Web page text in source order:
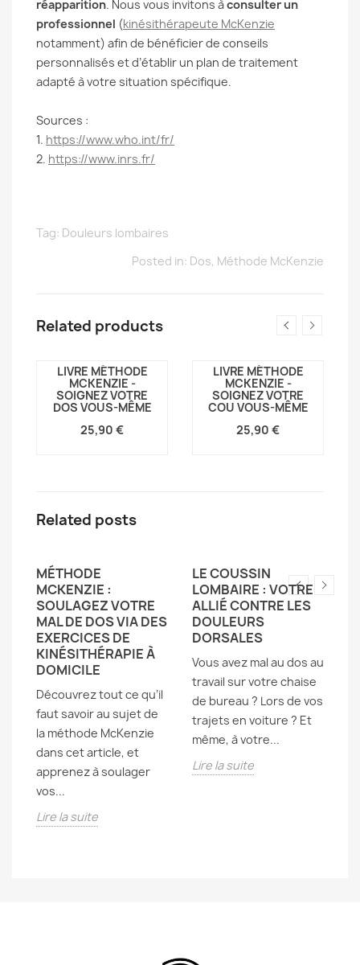
réapparition. Nous vous invitons àconsulter un
professionnel (kinésithérapeute McKenzie
notamment) afin de bénéficier de conseils
personnalisés et d’établir un plan de traitement
adapté à votre situation spécifique.
Sources :
1. https://www.who.int/fr/
2. https://www.inrs.fr/
Tag: Douleurs lombaires
Posted in: Dos, Méthode McKenzie
Related products
LIVRE MÉTHODE
MCKENZIE -
SOIGNEZ VOTRE
DOS VOUS-MÊME
25,90 €
LIVRE MÉTHODE
MCKENZIE -
SOIGNEZ VOTRE
COU VOUS-MÊME
25,90 €
Related posts
MÉTHODE
MCKENZIE :
SOULAGEZ VOTRE
MAL DE DOS VIA DES
EXERCICES DE
KINÉSITHÉRAPIE À
DOMICILE
Découvrez tout ce qu’il
faut savoir au sujet de
la méthode McKenzie
dans cet article, et
apprenez à soulager
vos...
Lire la suite
LE COUSSIN
LOMBAIRE : VOTRE
ALLIÉ CONTRE LES
DOULEURS
DORSALES
Vous avez mal au dos au
travail sur votre chaise
de bureau ? Lors de vos
trajets en voiture ? Et
même, à votre...
Lire la suite